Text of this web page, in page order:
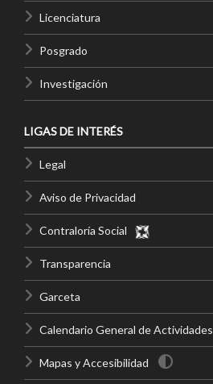
Licenciatura
Posgrado
Investigación
LIGAS DE INTERÉS
Legal
Aviso de Privacidad
Contraloría Social
Transparencia
Garceta
Calendario General de Actividades
Mapas y Accesibilidad